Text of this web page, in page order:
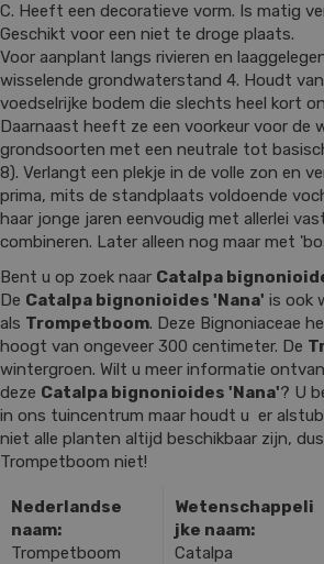
C. Heeft een decoratieve vorm. Is matig
Geschikt voor een niet te droge plaats.
Voor aanplant langs rivieren en
wisselende grondwaterstand 4. Houdt
voedselrijke bodem die slechts heel kort
Daarnaast heeft ze een voorkeur voor de
grondsoorten met een neutrale tot
8). Verlangt een plekje in de volle zon en
prima, mits de standplaats voldoende
haar jonge jaren eenvoudig met allerlei
combineren. Later alleen nog maar met
Bent u op zoek naar Catalpa
De Catalpa bignonioides 'Nana' is ook
als Trompetboom. Deze Bignoniaceae
hoogt van ongeveer 300 centimeter. De
wintergroen. Wilt u meer informatie
deze Catalpa bignonioides 'Nana'? U
in ons tuincentrum maar houdt u er
niet alle planten altijd beschikbaar zijn,
Trompetboom niet!
Nederlandse
naam:
Trompetboom
Wetenschappeli
jke naam:
Catalpa